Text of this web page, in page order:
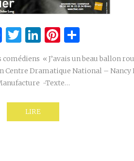
Facebook
Twitter
LinkedIn
Pinterest
« J’avais un beau ballon
Centre Dramatique National – Nancy
-Texte…
LIRE